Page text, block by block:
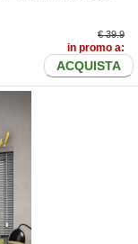
€ 39.9
in promo a:
ACQUISTA